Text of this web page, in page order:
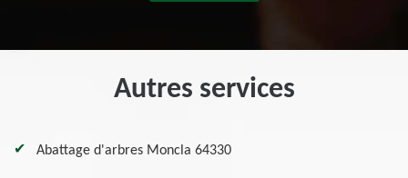
Autres services
Abattage d'arbres Moncla 64330